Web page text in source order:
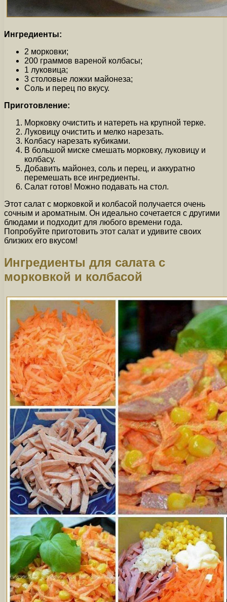
Ингредиенты:
2 морковки;
200 граммов вареной колбасы;
1 луковица;
3 столовые ложки майонеза;
Соль и перец по вкусу.
Приготовление:
Морковку очистить и натереть на крупной терке.
Луковицу очистить и мелко нарезать.
Колбасу нарезать кубиками.
В большой миске смешать морковку, луковицу и
колбасу.
Добавить майонез, соль и перец, и аккуратно
перемешать все ингредиенты.
Салат готов! Можно подавать на стол.
Этот салат с морковкой и колбасой получается очень
сочным и ароматным. Он идеально сочетается с другими
блюдами и подходит для любого времени года.
Попробуйте приготовить этот салат и удивите своих
близких его вкусом!
Ингредиенты для салата с
морковкой и колбасой